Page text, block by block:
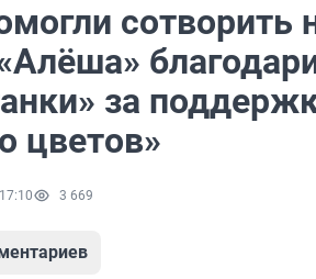
сотворить
за
цветов»
3 669